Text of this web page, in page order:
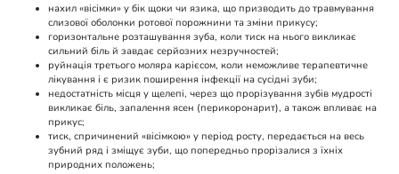
нахил «вісімки» у бік щоки чи язика, що призводить до травмування
слизової оболонки ротової порожнини та зміни прикусу;
горизонтальне розташування зуба, коли тиск на нього викликає
сильний біль й завдає серйозних незручностей;
руйнація третього моляра карієсом, коли неможливе терапевтичне
лікування і є ризик поширення інфекції на сусідні зуби;
недостатність місця у щелепі, через що прорізування зубів мудрості
викликає біль, запалення ясен (перикоронарит), а також впливає на
прикус;
тиск, спричинений «вісімкою» у період росту, передається на весь
зубний ряд і зміщує зуби, що попередньо прорізалися з їхніх
природних положень;